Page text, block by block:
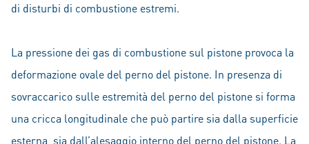
di disturbi di combustione estremi.
La pressione dei gas di combustione sul pistone provoca la
deformazione ovale del perno del pistone. In presenza di
sovraccarico sulle estremità del perno del pistone si forma
una cricca longitudinale che può partire sia dalla superficie
esterna, sia dall’alesaggio interno del perno del pistone. La